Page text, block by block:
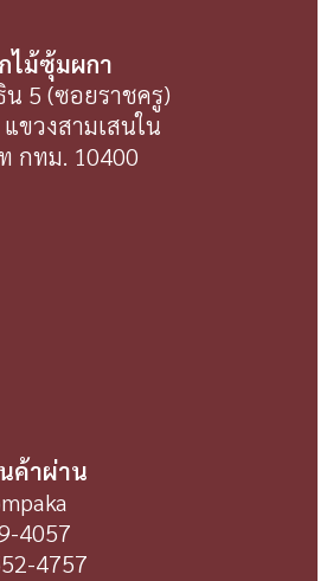
ไม้ซุ้มผกา
5 (ซอยราชครู)
ขวงสามเสนใน
กทม. 10400
ค้าผ่าน
4057
4757